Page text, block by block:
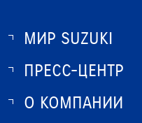
МИР SUZUKI
О SUZUKI
ПРЕСС-ЦЕНТР
НОВОСТИ
О КОМПАНИИ